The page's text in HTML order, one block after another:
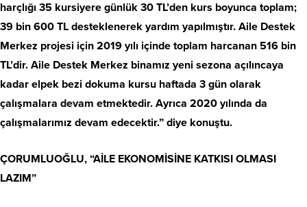
harçlığı 35 kursiyere günlük 30 TL’den kurs boyunca toplam;
39 bin 600 TL desteklenerek yardım yapılmıştır. Aile Destek
Merkez projesi için 2019 yılı içinde toplam harcanan 516 bin
TL’dir. Aile Destek Merkez binamız yeni sezona açılıncaya
kadar elpek bezi dokuma kursu haftada 3 gün olarak
çalışmalara devam etmektedir. Ayrıca 2020 yılında da
çalışmalarımız devam edecektir.” diye konuştu.
ÇORUMLUOĞLU, “AİLE EKONOMİSİNE KATKISI OLMASI
LAZIM”